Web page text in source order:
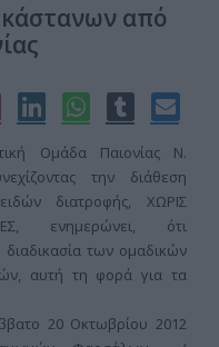
από
Ομάδα Παιονίας Ν.
την διάθεση
διατροφής, ΧΩΡΙΣ
ενημερώνει, ότι
διαδικασία των ομαδικών
αυτή τη φορά για τα
20 Οκτωβρίου 2012